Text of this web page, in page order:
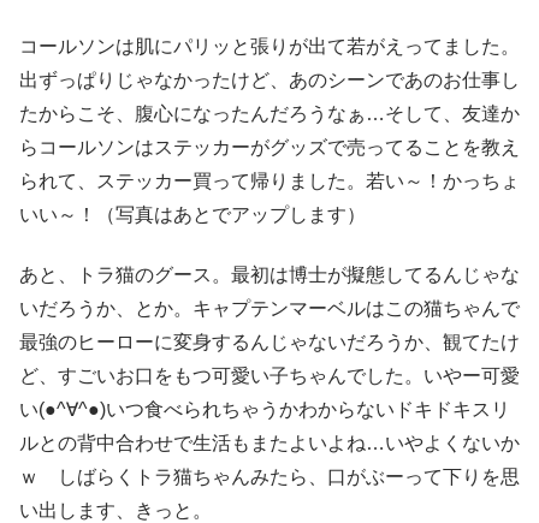
コールソンは肌にパリッと張りが出て若がえってました。
出ずっぱりじゃなかったけど、あのシーンであのお仕事し
たからこそ、腹心になったんだろうなぁ…そして、友達か
らコールソンはステッカーがグッズで売ってることを教え
られて、ステッカー買って帰りました。若い～！かっちょ
いい～！（写真はあとでアップします）
あと、トラ猫のグース。最初は博士が擬態してるんじゃな
いだろうか、とか。キャプテンマーベルはこの猫ちゃんで
最強のヒーローに変身するんじゃないだろうか、観てたけ
ど、すごいお口をもつ可愛い子ちゃんでした。いやー可愛
い(●^∀^●)いつ食べられちゃうかわからないドキドキスリ
ルとの背中合わせで生活もまたよいよね…いやよくないか
ｗ しばらくトラ猫ちゃんみたら、口がぶーって下りを思
い出します、きっと。